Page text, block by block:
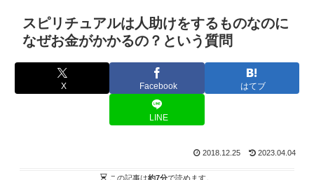
スピリチュアルは人助けをするものなのに
なぜお金がかかるの？という質問
X Facebook はてブ
LINE
2018.12.25 2023.04.04
この記事は約7分で読めます。